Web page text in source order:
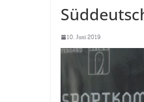
10. Juni 2019